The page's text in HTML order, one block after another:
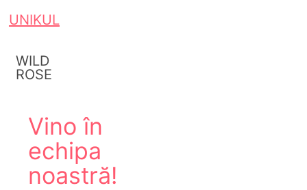
UNIKUL
WILD
ROSE
Vino în
echipa
noastră!